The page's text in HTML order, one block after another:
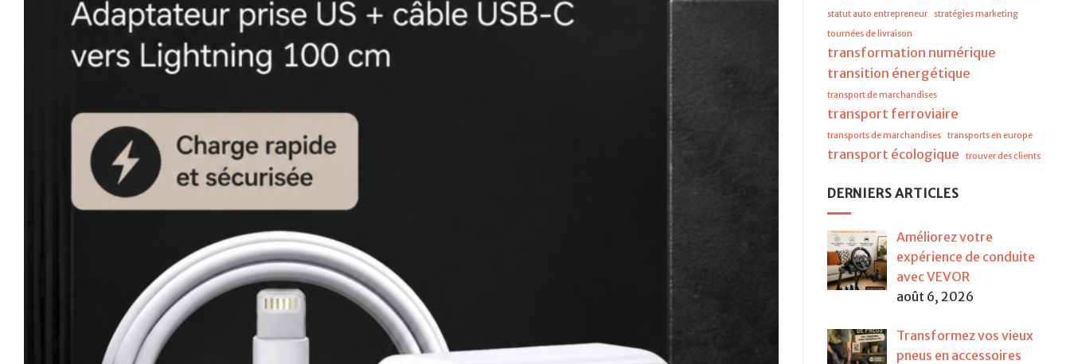
statut auto entrepreneur
stratégies marketing
tournées de livraison
transformation numérique
transition énergétique
transport de marchandises
transport ferroviaire
transports de marchandises transports en europe
transport écologique trouver des clients
DERNIERS ARTICLES
Améliorez votre
expérience de conduite
avec VEVOR
août 6, 2026
Transformez vos vieux
pneus en accessoires